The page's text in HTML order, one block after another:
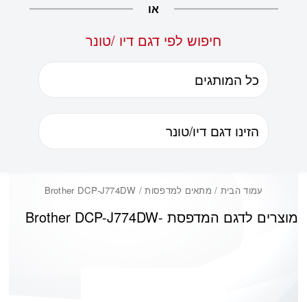
או
חיפוש לפי דגם דיו /טונר
עמוד הבית / מתאים למדפסות / Brother DCP-J774DW
Brother DCP-J774DWמוצרים לדגם המדפסת -